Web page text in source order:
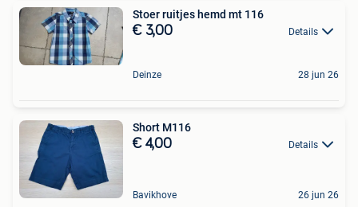
Stoer ruitjes hemd mt 116
€ 3,00 Details
Deinze 28 jun 26
Short M116
€ 4,00 Details
Bavikhove 26 jun 26